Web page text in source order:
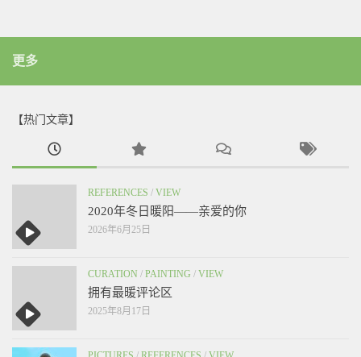
更多
【热门文章】
REFERENCES / VIEW
2020年冬日暖阳——亲爱的你
2026年6月25日
CURATION / PAINTING / VIEW
拥有最暖评论区
2025年8月17日